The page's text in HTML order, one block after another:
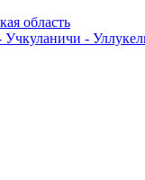
область
-